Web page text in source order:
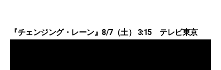
『チェンジング・レーン』8/7（土） 3:15 テレビ東京